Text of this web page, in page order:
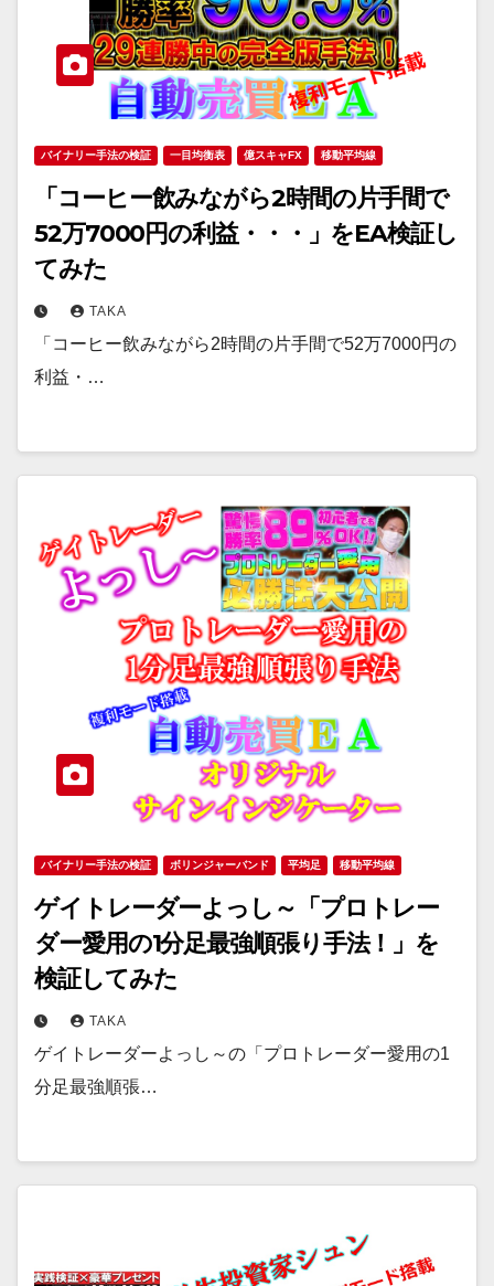
バイナリー手法の検証 一目均衡表 億スキャFX 移動平均線
「コーヒー飲みながら2時間の片手間で
52万7000円の利益・・・」をEA検証し
てみた
TAKA
「コーヒー飲みながら2時間の片手間で52万7000円の
利益・…
バイナリー手法の検証 ボリンジャーバンド 平均足 移動平均線
ゲイトレーダーよっし～「プロトレー
ダー愛用の1分足最強順張り手法！」を
検証してみた
TAKA
ゲイトレーダーよっし～の「プロトレーダー愛用の1
分足最強順張…